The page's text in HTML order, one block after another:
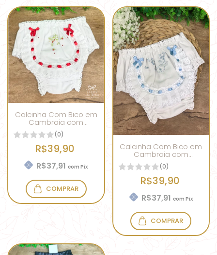
Calcinha Com Bico em
Cambraia com
Bordado Moranguinho
Vermelho
(0)
R$39,90
R$37,91com Pix
COMPRAR
Calcinha Com Bico em
Cambraia com
Bordado Azul
(0)
R$39,90
R$37,91 com Pix
COMPRAR